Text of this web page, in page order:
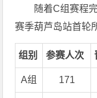
随着C组赛程
赛季葫芦岛站首轮
组别 参赛人次
A组 171